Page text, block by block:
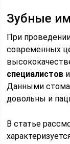
Зубные
При
современных
специалистов
Данными
довольны и
В статье